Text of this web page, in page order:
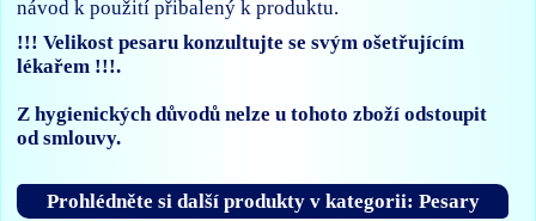
návod k použití přibalený k produktu.
!!! Velikost pesaru konzultujte se svým ošetřujícím
lékařem !!!.
Z hygienických důvodů nelze u tohoto zboží odstoupit
od smlouvy.
Prohlédněte si další produkty v kategorii: Pesary